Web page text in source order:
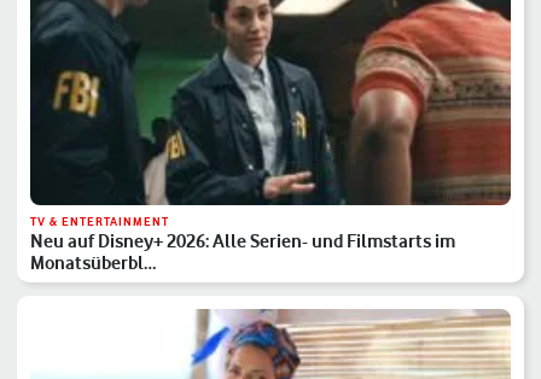
TV & ENTERTAINMENT
Neu auf Disney+ 2026: Alle Serien- und Filmstarts im
Monatsüberbl…